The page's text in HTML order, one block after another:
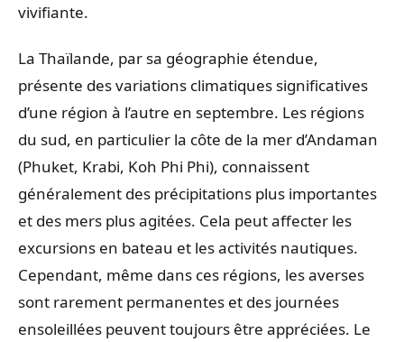
vivifiante.
La Thaïlande, par sa géographie étendue,
présente des variations climatiques significatives
d’une région à l’autre en septembre. Les régions
du sud, en particulier la côte de la mer d’Andaman
(Phuket, Krabi, Koh Phi Phi), connaissent
généralement des précipitations plus importantes
et des mers plus agitées. Cela peut affecter les
excursions en bateau et les activités nautiques.
Cependant, même dans ces régions, les averses
sont rarement permanentes et des journées
ensoleillées peuvent toujours être appréciées. Le